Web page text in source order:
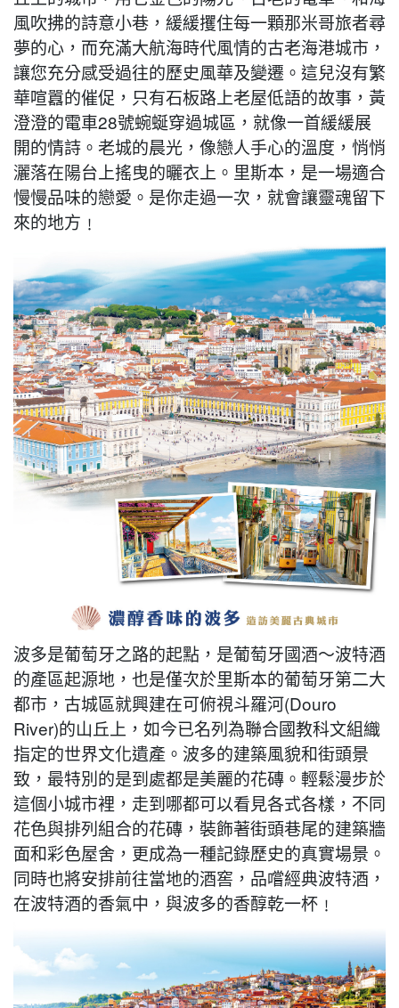
風吹拂的詩意小巷，緩緩攫住每一顆那米哥旅者尋
夢的心，而充滿大航海時代風情的古老海港城市，
讓您充分感受過往的歷史風華及變遷。這兒沒有繁
華喧囂的催促，只有石板路上老屋低語的故事，黃
澄澄的電車28號蜿蜒穿過城區，就像一首緩緩展
開的情詩。老城的晨光，像戀人手心的溫度，悄悄
灑落在陽台上搖曳的曬衣上。里斯本，是一場適合
慢慢品味的戀愛。是你走過一次，就會讓靈魂留下
來的地方﹗
波多是葡萄牙之路的起點，是葡萄牙國酒～波特酒
的產區起源地，也是僅次於里斯本的葡萄牙第二大
都市，古城區就興建在可俯視斗羅河(Douro
River)的山丘上，如今已名列為聯合國教科文組織
指定的世界文化遺產。波多的建築風貌和街頭景
致，最特別的是到處都是美麗的花磚。輕鬆漫步於
這個小城市裡，走到哪都可以看見各式各樣，不同
花色與排列組合的花磚，裝飾著街頭巷尾的建築牆
面和彩色屋舍，更成為一種記錄歷史的真實場景。
同時也將安排前往當地的酒窖，品嚐經典波特酒，
在波特酒的香氣中，與波多的香醇乾一杯﹗